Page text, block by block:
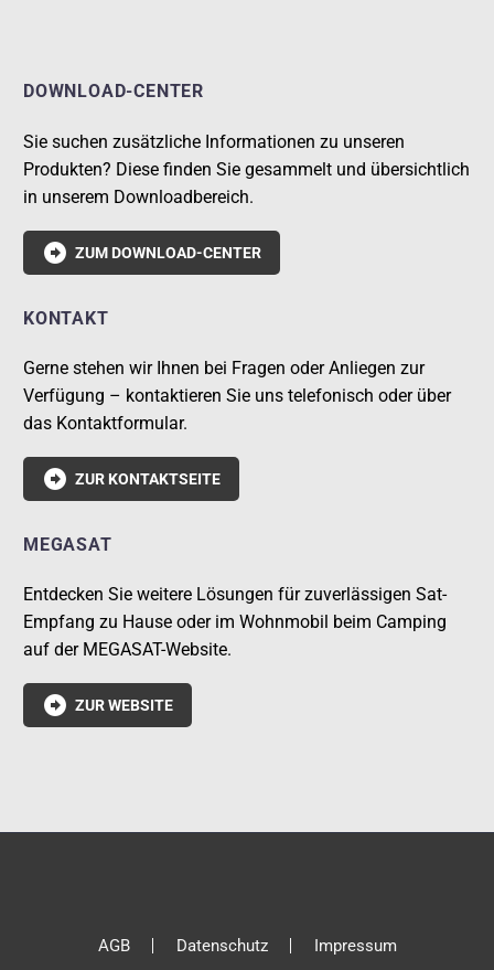
DOWNLOAD-CENTER
Sie suchen zusätzliche Informationen zu unseren
Produkten? Diese finden Sie gesammelt und übersichtlich
in unserem Downloadbereich.
 ZUM DOWNLOAD-CENTER
KONTAKT
Gerne stehen wir Ihnen bei Fragen oder Anliegen zur
Verfügung – kontaktieren Sie uns telefonisch oder über
das Kontaktformular.
 ZUR KONTAKTSEITE
MEGASAT
Entdecken Sie weitere Lösungen für zuverlässigen Sat-
Empfang zu Hause oder im Wohnmobil beim Camping
auf der MEGASAT-Website.
 ZUR WEBSITE
AGB Datenschutz Impressum